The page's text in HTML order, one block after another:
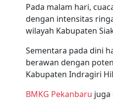
Pada malam hari,
dengan intensitas
wilayah Kabupaten
Sementara pada dini
berawan dengan
Kabupaten Indragiri
BMKG Pekanbaru